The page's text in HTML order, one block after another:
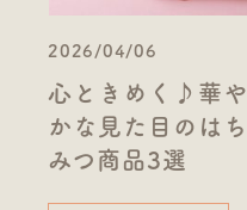
2026/04/06
心ときめく♪華や
かな見た目のはち
みつ商品3選